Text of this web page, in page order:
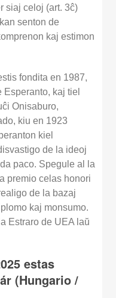
siaj celoj (art. 3ĉ)
senton de
kaj estimon
fondita en 1987,
kaj tiel
Onisaburo,
kiu en 1923
kiel
de la ideoj
paco. Spegule al la
premio celas honori
de la bazaj
kaj monsumo.
Estraro de UEA laŭ
estas
(Hungario /